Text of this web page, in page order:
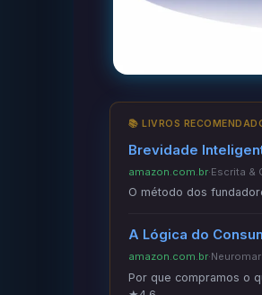
📚 LIVROS
Brevidade
amazon.com.br·Escrita &
O método dos
A Lógica do
amazon.com.br·
Por que compramos o